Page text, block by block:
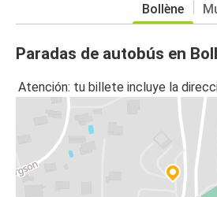
Bollène
Paradas de autobús en
Atención: tu billete incluye la